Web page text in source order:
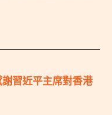
習近平主席對香港